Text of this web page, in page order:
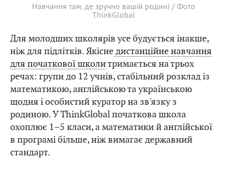
Навчання там, де зручно вашій родині / Фото
ThinkGlobal
Для молодших школярів усе будується інакше,
ніж для підлітків. Якіснедистанційне навчання
для початкової школитримається на трьох
речах: групи до 12 учнів, стабільний розклад із
математикою, англійською та українською
щодня і особистий куратор на зв'язку з
родиною. У ThinkGlobal початкова школа
охоплює 1–5 класи, а математики й англійської
в програмі більше, ніж вимагає державний
стандарт.